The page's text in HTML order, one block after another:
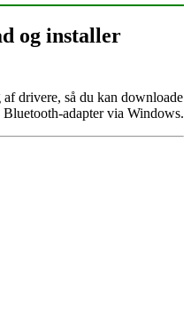
og installer
drivere, så du kan downloade
adapter via Windows.